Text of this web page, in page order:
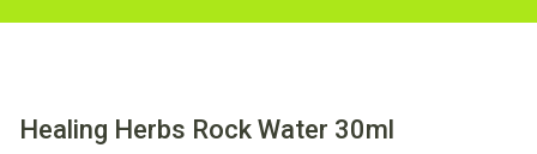
Healing Herbs Rock Water 30ml